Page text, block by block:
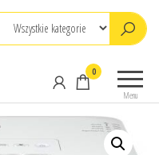
Menu
0